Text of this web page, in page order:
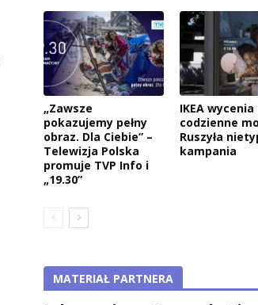
„Zawsze
pokazujemy pełny
obraz. Dla Ciebie” –
Telewizja Polska
promuje TVP Info i
„19.30”
IKEA wycenia
codzienne
Ruszyła
kampania
MATERIAŁ PARTNERA